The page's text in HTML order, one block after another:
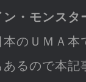
ン・モンスタ
本のＵＭＡ
あるので本